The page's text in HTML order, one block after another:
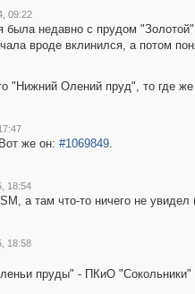
09:22
была недавно с прудом
вроде вклинился, а потом
"Нижний Олений пруд", то где
же он: #1069849.
18:54
а там что-то ничего не увидел
18:58
пруды" - ПКиО "Сокольники"